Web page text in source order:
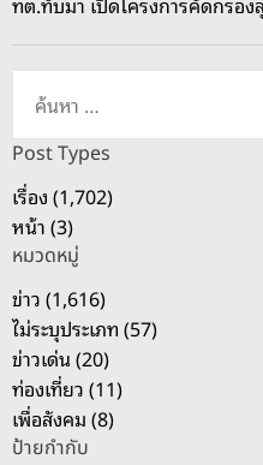
ห
สำ
ห
รั
บ
:
Post Types
เรื่อง (1,702)
หน้า (3)
หมวดหมู่
ข่าว (1,616)
ไม่ระบุประเภท (57)
ข่าวเด่น (20)
ท่องเที่ยว (11)
เพื่อสังคม (8)
ป้ายกำกับ